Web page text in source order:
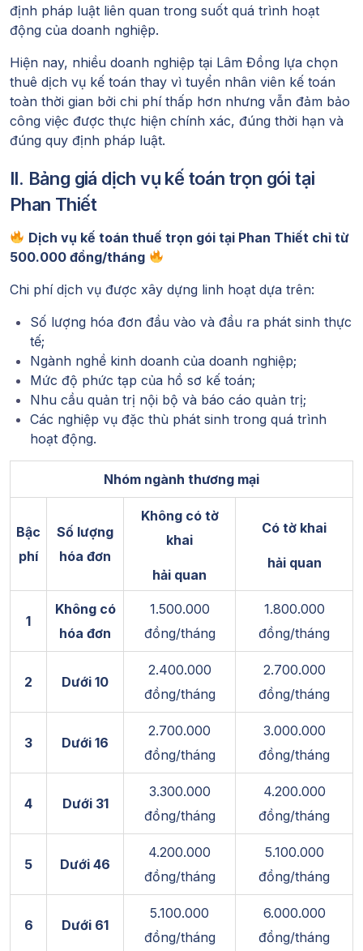
định pháp luật liên quan trong suốt quá trình hoạt
động của doanh nghiệp.
Hiện nay, nhiều doanh nghiệp tại Lâm Đồng lựa chọn
thuê dịch vụ kế toán thay vì tuyển nhân viên kế toán
toàn thời gian bởi chi phí thấp hơn nhưng vẫn đảm bảo
công việc được thực hiện chính xác, đúng thời hạn và
đúng quy định pháp luật.
II. Bảng giá dịch vụ kế toán trọn gói tại
Phan Thiết
Dịch vụ kế toán thuế trọn gói tại Phan Thiết chỉ từ
500.000 đồng/tháng
Chi phí dịch vụ được xây dựng linh hoạt dựa trên:
Số lượng hóa đơn đầu vào và đầu ra phát sinh thực
tế;
Ngành nghề kinh doanh của doanh nghiệp;
Mức độ phức tạp của hồ sơ kế toán;
Nhu cầu quản trị nội bộ và báo cáo quản trị;
Các nghiệp vụ đặc thù phát sinh trong quá trình
hoạt động.
Nhóm ngành thương mại
Bậc
phí
Số lượng
hóa đơn
Không có tờ
khai
hải quan
Có tờ khai
hải quan
1
Không có
hóa đơn
1.500.000
đồng/tháng
1.800.000
đồng/tháng
2 Dưới 10
2.400.000
đồng/tháng
2.700.000
đồng/tháng
3 Dưới 16
2.700.000
đồng/tháng
3.000.000
đồng/tháng
4 Dưới 31
3.300.000
đồng/tháng
4.200.000
đồng/tháng
5 Dưới 46
4.200.000
đồng/tháng
5.100.000
đồng/tháng
6 Dưới 61
5.100.000
đồng/tháng
6.000.000
đồng/tháng